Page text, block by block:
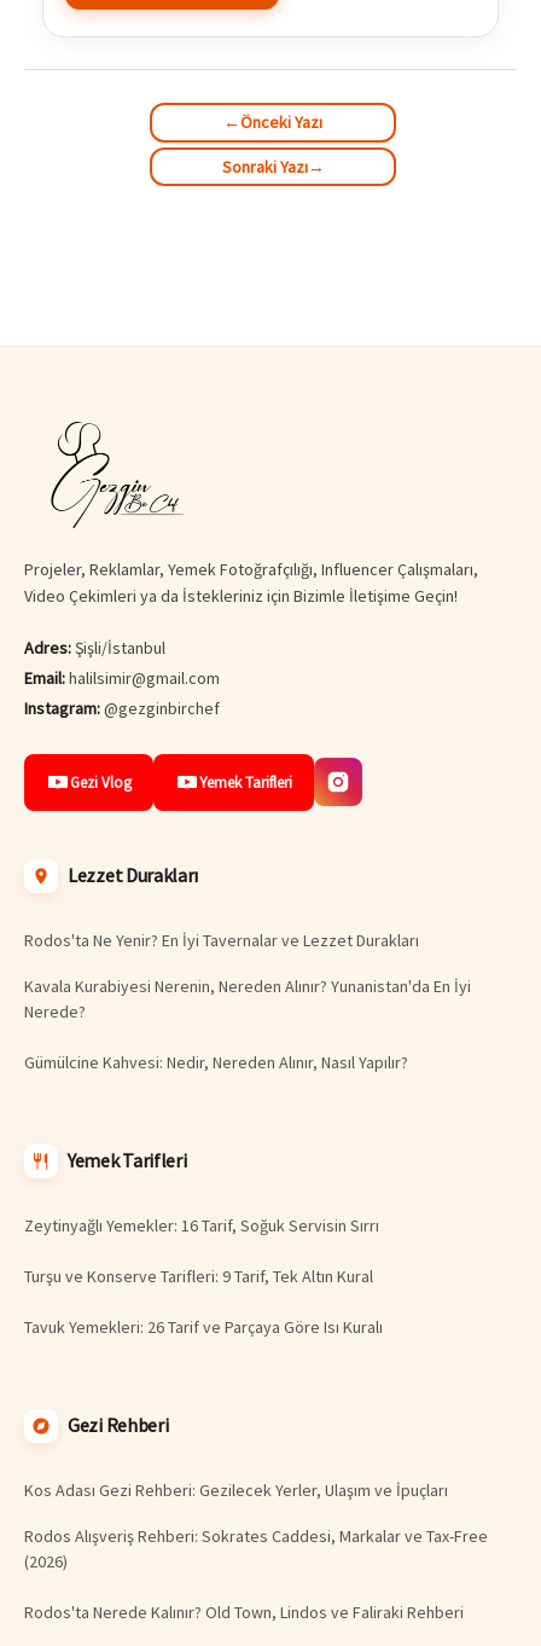
←Önceki Yazı
Sonraki Yazı→
Projeler, Reklamlar, Yemek Fotoğrafçılığı, Influencer Çalışmaları,
Video Çekimleri ya da İstekleriniz için Bizimle İletişime Geçin!
Adres:Şişli/İstanbul
Email:halilsimir@gmail.com
Instagram:@gezginbirchef
Gezi Vlog Yemek Tarifleri
Lezzet Durakları
Rodos'ta Ne Yenir? En İyi Tavernalar ve Lezzet Durakları
Kavala Kurabiyesi Nerenin, Nereden Alınır? Yunanistan'da En İyi
Nerede?
Gümülcine Kahvesi: Nedir, Nereden Alınır, Nasıl Yapılır?
Yemek Tarifleri
Zeytinyağlı Yemekler: 16 Tarif, Soğuk Servisin Sırrı
Turşu ve Konserve Tarifleri: 9 Tarif, Tek Altın Kural
Tavuk Yemekleri: 26 Tarif ve Parçaya Göre Isı Kuralı
Gezi Rehberi
Kos Adası Gezi Rehberi: Gezilecek Yerler, Ulaşım ve İpuçları
Rodos Alışveriş Rehberi: Sokrates Caddesi, Markalar ve Tax-Free
(2026)
Rodos'ta Nerede Kalınır? Old Town, Lindos ve Faliraki Rehberi